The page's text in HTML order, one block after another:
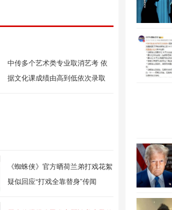
中传多个艺术类专业取消艺考 依
据文化课成绩由高到低依次录取
《蜘蛛侠》官方晒荷兰弟打戏花絮
疑似回应“打戏全靠替身”传闻